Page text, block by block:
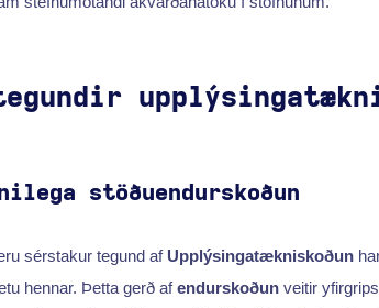
stöðuendurskoðun
sérstakur tegund af Upplýsingatækniskoðun
hennar. Þetta gerð afendurskoðunveitir